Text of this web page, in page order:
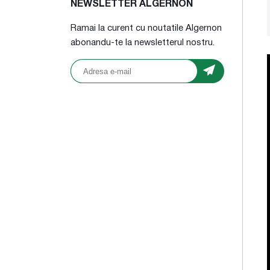
NEWSLETTER ALGERNON
Ramai la curent cu noutatile Algernon
abonandu-te la newsletterul nostru.